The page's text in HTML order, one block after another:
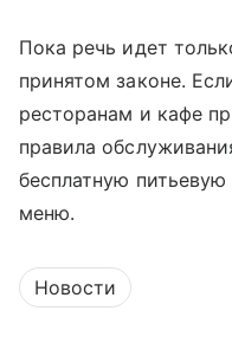
Пока речь идет
принятом законе.
ресторанам и кафе
правила
бесплатную
меню.
Новости